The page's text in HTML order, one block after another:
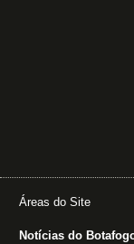
Áreas do Site
Notícias do